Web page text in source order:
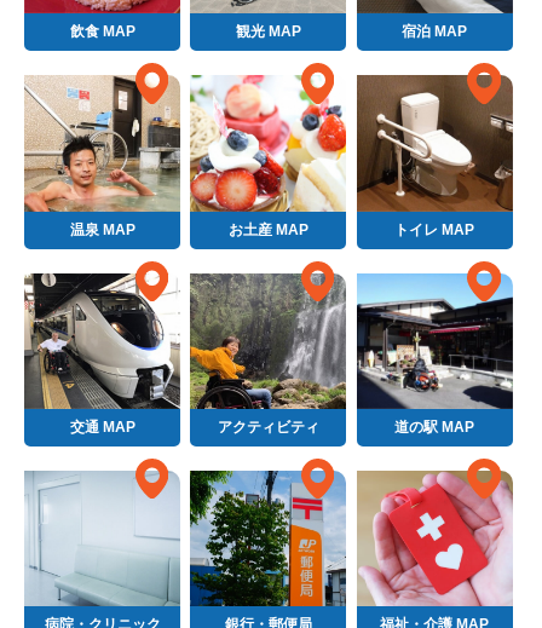
飲食 MAP 観光 MAP 宿泊 MAP
温泉 MAP お土産 MAP トイレ MAP
交通 MAP アクティビティ 道の駅 MAP
病院・クリニック 銀行・郵便局 福祉・介護 MAP